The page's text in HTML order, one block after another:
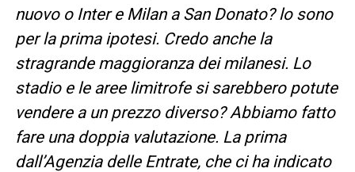
nuovo o Inter e Milan a San Donato? lo sono
per la prima ipotesi. Credo anche la
stragrande maggioranza dei milanesi. Lo
stadio e le aree limitrofe si sarebbero potute
vendere a un prezzo diverso? Abbiamo fatto
fare una doppia valutazione. La prima
dall’Agenzia delle Entrate, che ci ha indicato